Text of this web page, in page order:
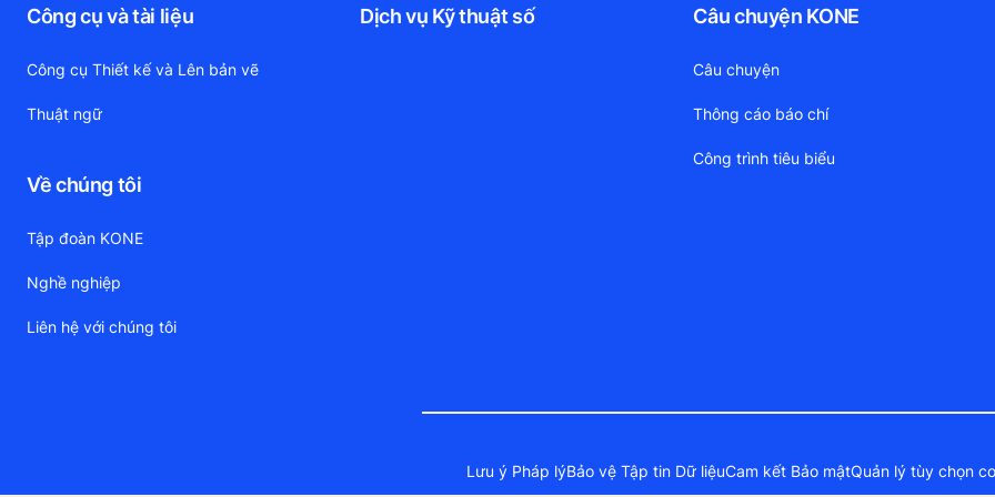
Công cụ và tài liệu
Công cụ Thiết kế và Lên bản vẽ
Thuật ngữ
Dịch vụ Kỹ thuật số Câu chuyện KONE
Câu chuyện
Thông cáo báo chí
Công trình tiêu biểu
Về chúng tôi
Tập đoàn KONE
Nghề nghiệp
Liên hệ với chúng tôi
Lưu ý Pháp lýBảo vệ Tập tin Dữ liệuCam kết Bảo mậtQuản lý tùy chọn